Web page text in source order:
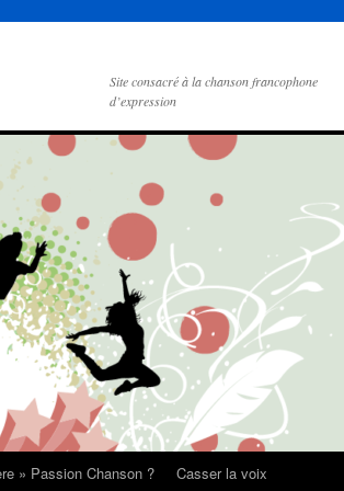
Site consacré à la chanson francophone
d’expression
» Passion Chanson ?
Casser la voix